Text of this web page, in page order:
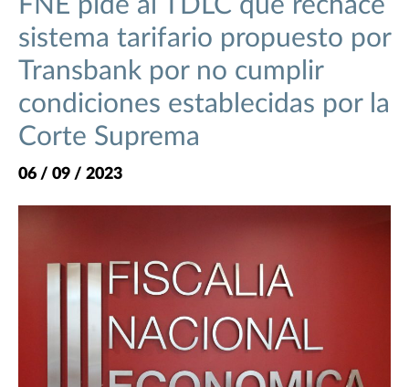
FNE pide al TDLC que rechace
sistema tarifario propuesto por
Transbank por no cumplir
condiciones establecidas por la
Corte Suprema
06 / 09 / 2023